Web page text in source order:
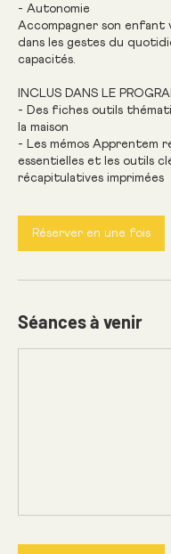
- Autonomie
Accompagner son enfant
dans les gestes du
capacités.
INCLUS DANS LE
- Des fiches outils
la maison
- Les mémos Apprentem
essentielles et les outils
Réserver en une fois
Séances à venir